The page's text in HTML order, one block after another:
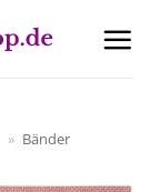
» Bänder